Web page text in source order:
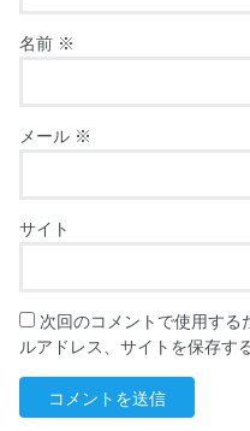
名前 ※
メール ※
サイト
次回のコメントで使用する
ルアドレス、サイトを保存する